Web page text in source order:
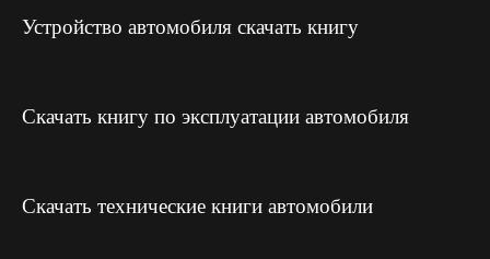
Устройство автомобиля скачать книгу
Скачать книгу по эксплуатации автомобиля
Скачать технические книги автомобили